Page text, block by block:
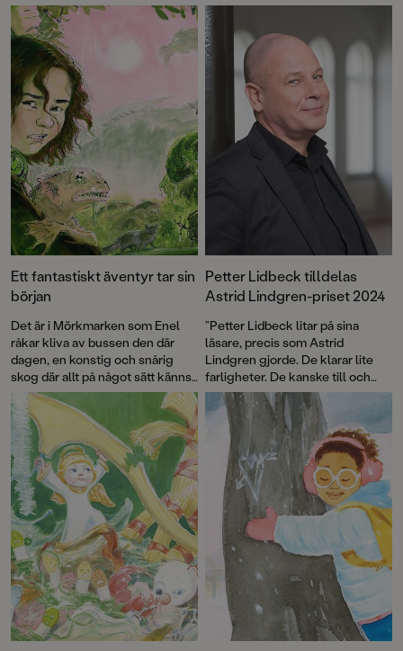
sommar.
Ett fantastiskt äventyr tar sin
början
Det är i Mörkmarken som Enel
råkar kliva av bussen den där
dagen, en konstig och snårig
skog där allt på något sätt känns
lite fel. Där finns taggiga buskar
som verkar röra sig, underliga
fåglar och en sexbent katt. Och
så paddvätten – den slemmiga,
morrande varelsen som Enel
måste rädda.Paddvättens skogär
första delen i Mörkmarken, en
antagligen helt sann berättelse
av den prisbelönta duon Ylva
Karlsson och Katarina
Strömgård.
Petter Lidbeck tilldelas
Astrid Lindgren-priset 2024
”Petter Lidbeck litar på sina
läsare, precis som Astrid
Lindgren gjorde. De klarar lite
farligheter. De kanske till och
med växer av dem”, skriver juryn i
sin motivering.